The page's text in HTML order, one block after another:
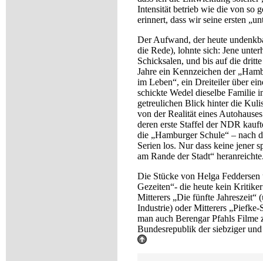
Intensität betrieb wie die von so
erinnert, dass wir seine ersten
Der Aufwand, der heute
die Rede), lohnte sich: Jene
Schicksalen, und bis auf die
Jahre ein Kennzeichen der
im Leben“, ein Dreiteiler über
schickte Wedel dieselbe Familie
getreulichen Blick hinter die
von der Realität eines
deren erste Staffel der NDR
die „Hamburger Schule“ – nach
Serien los. Nur dass keine jener
am Rande der Stadt“
Die Stücke von Helga Feddersen
Gezeiten“- die heute kein
Mitterers „Die fünfte Jahreszeit“
Industrie) oder Mitterers „Piefke-
man auch Berengar Pfahls Filme
Bundesrepublik der siebziger